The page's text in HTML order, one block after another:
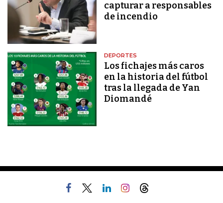
capturar a responsables
de incendio
DEPORTES
Los fichajes más caros
en la historia del fútbol
tras la llegada de Yan
Diomandé